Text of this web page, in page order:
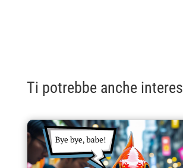
Ti potrebbe anche